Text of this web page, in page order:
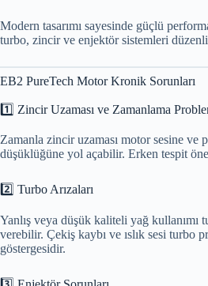
Modern tasarımı sayesinde güçlü
turbo, zincir ve enjektör sistemleri
EB2 PureTech Motor Kronik Sorunları
1️⃣ Zincir Uzaması ve Zamanlama
Zamanla zincir uzaması motor sesine ve
düşüklüğüne yol açabilir. Erken tespit
2️⃣ Turbo Arızaları
Yanlış veya düşük kaliteli yağ kullanımı
verebilir. Çekiş kaybı ve ıslık sesi turbo
göstergesidir.